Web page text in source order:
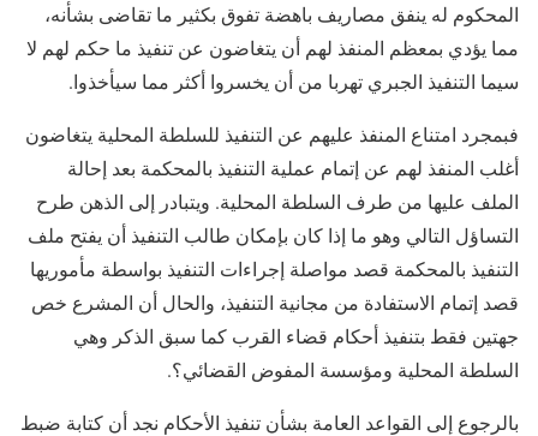
المحكوم له ينفق مصاريف باهضة تفوق بكثير ما تقاضى بشأنه،
مما يؤدي بمعظم المنفذ لهم أن يتغاضون عن تنفيذ ما حكم لهم لا
سيما التنفيذ الجبري تهربا من أن يخسروا أكثر مما سيأخذوا.
فبمجرد امتناع المنفذ عليهم عن التنفيذ للسلطة المحلية يتغاضون
أغلب المنفذ لهم عن إتمام عملية التنفيذ بالمحكمة بعد إحالة
الملف عليها من طرف السلطة المحلية. ويتبادر إلى الذهن طرح
التساؤل التالي وهو ما إذا كان بإمكان طالب التنفيذ أن يفتح ملف
التنفيذ بالمحكمة قصد مواصلة إجراءات التنفيذ بواسطة مأموريها
قصد إتمام الاستفادة من مجانية التنفيذ، والحال أن المشرع خص
جهتين فقط بتنفيذ أحكام قضاء القرب كما سبق الذكر وهي
السلطة المحلية ومؤسسة المفوض القضائي؟.
بالرجوع إلى القواعد العامة بشأن تنفيذ الأحكام نجد أن كتابة ضبط